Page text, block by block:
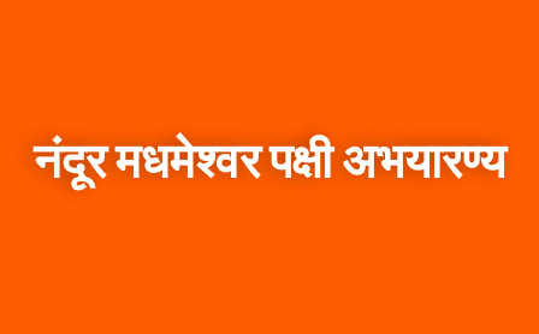
नंदूर मधमेश्वर पक्षी अभयारण्य